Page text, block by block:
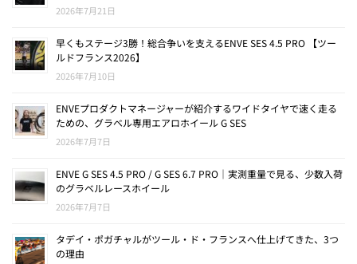
2026年7月21日
早くもステージ3勝！総合争いを支えるENVE SES 4.5 PRO 【ツー
ルドフランス2026】
2026年7月10日
ENVEプロダクトマネージャーが紹介するワイドタイヤで速く走る
ための、グラベル専用エアロホイール G SES
2026年7月7日
ENVE G SES 4.5 PRO / G SES 6.7 PRO｜実測重量で見る、少数入荷
のグラベルレースホイール
2026年7月7日
タデイ・ポガチャルがツール・ド・フランスへ仕上げてきた、3つ
の理由